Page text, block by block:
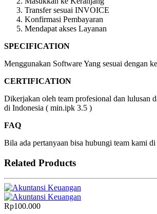
Transfer sesuai INVOICE
Konfirmasi Pembayaran
Mendapat akses Layanan
SPECIFICATION
Menggunakan Software Yang sesuai dengan
CERTIFICATION
Dikerjakan oleh team profesional dan lulusan
di Indonesia ( min.ipk 3.5 )
FAQ
Bila ada pertanyaan bisa hubungi team kami
Related Products
Rp100.000